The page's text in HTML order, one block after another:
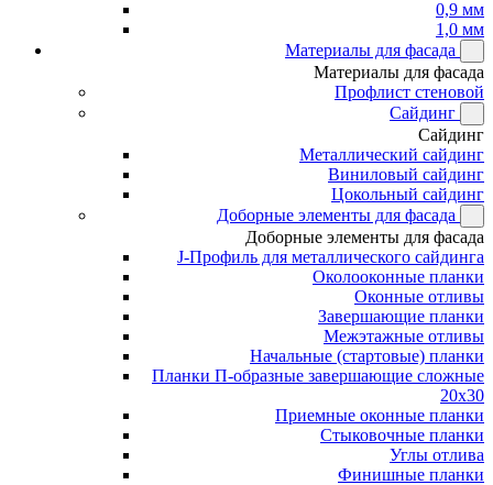
0,9 мм
1,0 мм
Материалы для фасада
Материалы для фасада
Профлист стеновой
Сайдинг
Сайдинг
Металлический сайдинг
Виниловый сайдинг
Цокольный сайдинг
Доборные элементы для фасада
Доборные элементы для фасада
J-Профиль для металлического сайдинга
Околооконные планки
Оконные отливы
Завершающие планки
Межэтажные отливы
Начальные (стартовые) планки
Планки П-образные завершающие сложные
20x30
Приемные оконные планки
Стыковочные планки
Углы отлива
Финишные планки